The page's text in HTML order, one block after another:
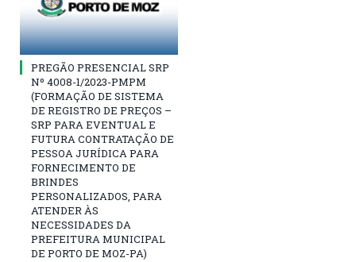
PREGÃO PRESENCIAL SRP
Nº 4008-1/2023-PMPM
(FORMAÇÃO DE SISTEMA
DE REGISTRO DE PREÇOS –
SRP PARA EVENTUAL E
FUTURA CONTRATAÇÃO DE
PESSOA JURÍDICA PARA
FORNECIMENTO DE
BRINDES
PERSONALIZADOS, PARA
ATENDER ÀS
NECESSIDADES DA
PREFEITURA MUNICIPAL
DE PORTO DE MOZ-PA)